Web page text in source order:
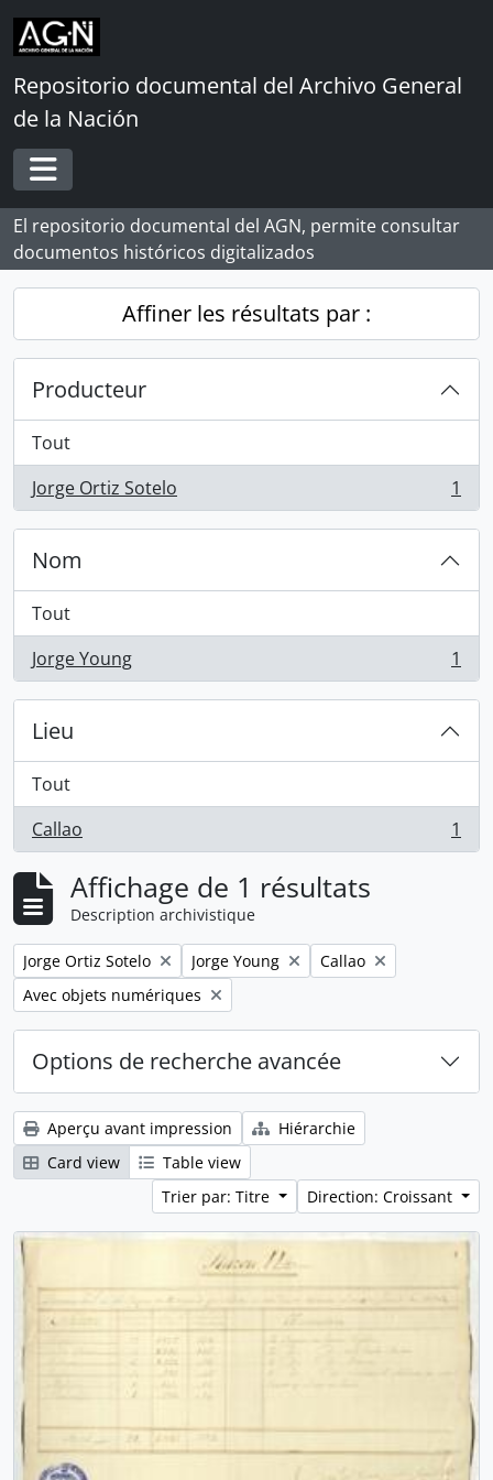
Skip to main content
Repositorio documental del Archivo General
de la Nación
Toggle navigation
El repositorio documental del AGN, permite consultar
documentos históricos digitalizados
Affiner les résultats par :
Producteur
Tout
Jorge Ortiz Sotelo
, 1 résultats 1
Nom
Tout
Jorge Young
, 1 résultats 1
Lieu
Tout
Callao
, 1 résultats 1
Affichage de 1 résultats
Description archivistique
Remove filter:
Jorge Ortiz Sotelo Remove filter:
Jorge Young Remove filter:
Callao
Remove filter:
Avec objets numériques
Options de recherche avancée
Aperçu avant impression
Hiérarchie
Card view
Table view
Trier par: Titre
Direction: Croissant